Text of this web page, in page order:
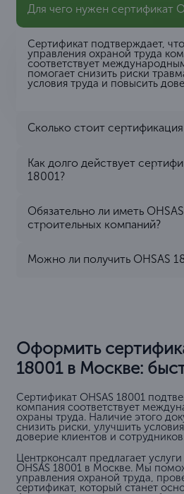
Для чего нужен сертификат
Сертификат подтверждает,
управления охраной труда
соответствует
помогает снизить риски
условия труда и повысить
Сколько стоит
Как долго действует
18001?
Обязательно ли иметь
строительных компаний?
Можно ли получить OHSAS
Оформить
18001 в Москве:
Сертификат OHSAS 18001
компания соответствует
охраны труда. Наличие этого
снизить риски, улучшить
доверие клиентов и
Центрконсалт предлагает
OHSAS 18001 в Москве. Мы
управления охраной труда,
сертификат, который станет